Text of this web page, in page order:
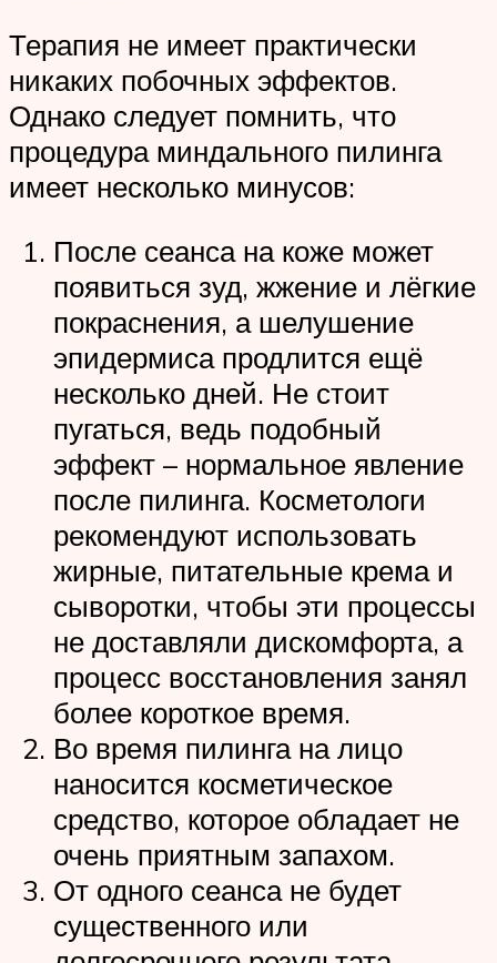
Терапия не имеет практически
никаких побочных эффектов.
Однако следует помнить, что
процедура миндального пилинга
имеет несколько минусов:
После сеанса на коже может
появиться зуд, жжение и лёгкие
покраснения, а шелушение
эпидермиса продлится ещё
несколько дней. Не стоит
пугаться, ведь подобный
эффект – нормальное явление
после пилинга. Косметологи
рекомендуют использовать
жирные, питательные крема и
сыворотки, чтобы эти процессы
не доставляли дискомфорта, а
процесс восстановления занял
более короткое время.
Во время пилинга на лицо
наносится косметическое
средство, которое обладает не
очень приятным запахом.
От одного сеанса не будет
существенного или